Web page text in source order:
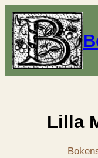
Lilla